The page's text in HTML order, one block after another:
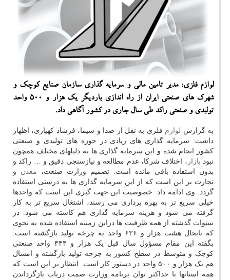
لوازم فلزی: مدیر تامین مالی و سرمایه گذاری سازمان صنایع كوچك و
شهرك های صنعتی ایران از راه اندازی باردیگر یك هزار و 500 واحد
تولیدی و صنعتی راكد طی سال جاری در كشور آگاهی داد.
به گزارش لوازم فلزی به نقل از صدا و سیما، فرشاد کهیاری، اظهار
داشت: سرمایه گذاری های زیادی در حوزه های تولیدی و صنعتی
کشور انجام شده و این سرمایه گذاری ها به دلیلهای مختلف همچون
نبود بازار ، اختلاف شرکا، عدم مطالعه و نیازسنجی دقیق و … راکد و
بدون استفاده باقی مانده است. تصمیم وزارت صنعت، معدن و
تجارت بر این است که از این سرمایه گذاری ها به درستی استفاده
گردد. وی ادامه داد: خصوصیت این جهت گیری این است که واحدها
خیلی سریع تر به بهره برداری می رسند، اشتغال سریع تر به کار
گرفته می شود و هزینه سرمایه گذاری هم کاسته می شود. در
سنوات گذشته از همه ظرفیت ها دراین زمینه استفاده شده به نحوی
که تابحال هشت هزار و ۶۳۶ واحد به چرخه تولید بازگشته است.
بگفته این مقام مسؤول سال قبل یک هزار و ۴۴۴ واحد صنعتی
کوچک و متوسط در سطح کشور به چرخه تولید بازگشته و امسال
هم یک هزار و ۵۰۰ واحد در دستور کار است. انتظار بر این است که
همه استانها با حداکثر توان برنامه وزارت صمت درباب بازگرداندن